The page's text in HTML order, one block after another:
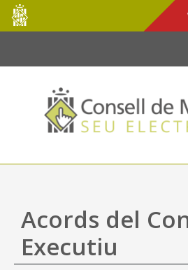
Salta al contingut principal
Consell
de
Mallorca
Acords del
Executiu